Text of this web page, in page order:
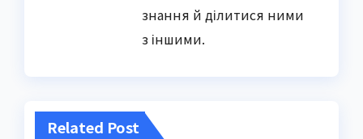
знання й ділитися ними
з іншими.
Related Post